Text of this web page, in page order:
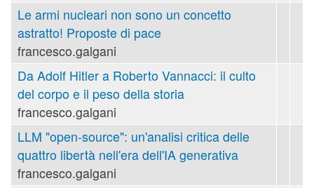
Le armi nucleari non sono un concetto
astratto! Proposte di pace
francesco.galgani
Da Adolf Hitler a Roberto Vannacci: il culto
del corpo e il peso della storia
francesco.galgani
LLM "open-source": un'analisi critica delle
quattro libertà nell'era dell'IA generativa
francesco.galgani